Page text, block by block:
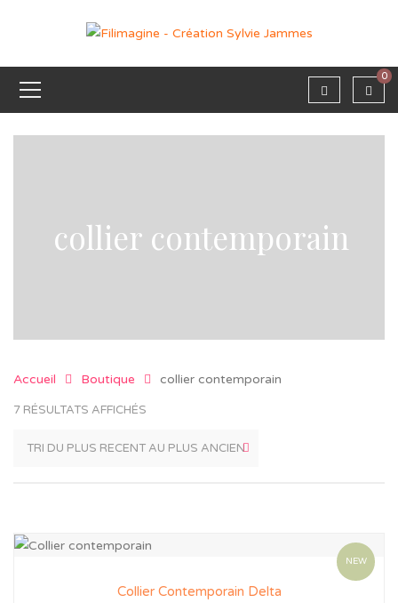
0
collier contemporain
Accueil Boutique collier contemporain
7 RÉSULTATS AFFICHÉS
NEW
Collier Contemporain Delta